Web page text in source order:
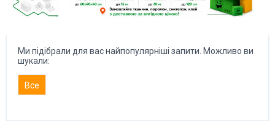
Ми підібрали для вас найпопулярніші запити. Можливо ви
шукали:
Все